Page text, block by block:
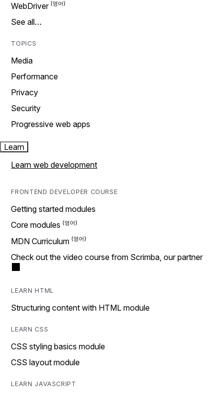
WebDriver
See all…
TOPICS
Media
Performance
Privacy
Security
Progressive web apps
Learn
Learn web development
FRONTEND DEVELOPER COURSE
Getting started modules
Core modules
MDN Curriculum
Check out the video course from Scrimba, our partner
LEARN HTML
Structuring content with HTML module
LEARN CSS
CSS styling basics module
CSS layout module
LEARN JAVASCRIPT